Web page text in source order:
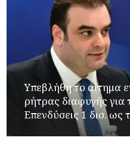
Υπεβλήθη το αίτημα
ρήτρας διαφυγής για
Επενδύσεις 1 δισ. ως